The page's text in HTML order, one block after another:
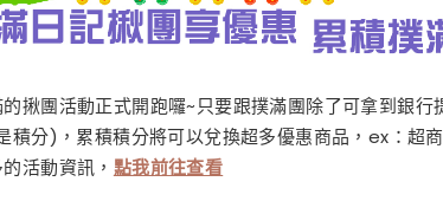
揪團活動正式開跑囉~只要跟撲滿團除了可拿到銀
積分)，累積積分將可以兌換超多優惠商品，ex：超
活動資訊， 點我前往查看